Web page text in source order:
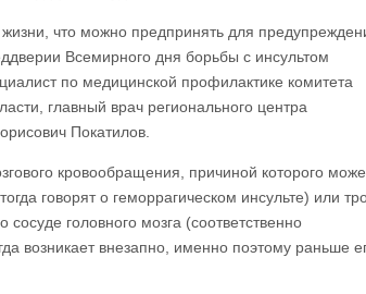
что можно предпринять для
Всемирного дня борьбы с инсультом
по медицинской профилактике комитета
главный врач регионального центра
Покатилов.
кровообращения, причиной которого
говорят о геморрагическом инсульте) или
головного мозга (соответственно
возникает внезапно, именно поэтому раньше